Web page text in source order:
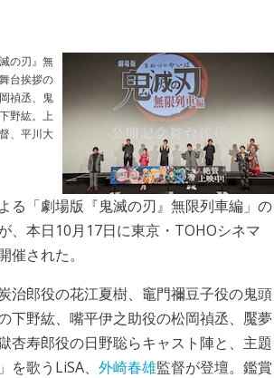
の刃』無
台挨拶の
禎丞、鬼
野紘。上
、平川大
る「劇場版『鬼滅の刃』無限列車編」の
、本日10月17日に東京・TOHOシネマ
催された。
治郎役の花江夏樹、竈門禰豆子役の鬼頭
下野紘、嘴平伊之助役の松岡禎丞、魘夢
杏寿郎役の日野聡らキャスト陣と、主題
歌うLiSA、 外崎春雄監督が登壇。鑑賞